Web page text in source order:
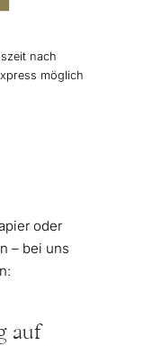
nach
möglich
oder
– bei uns
auf